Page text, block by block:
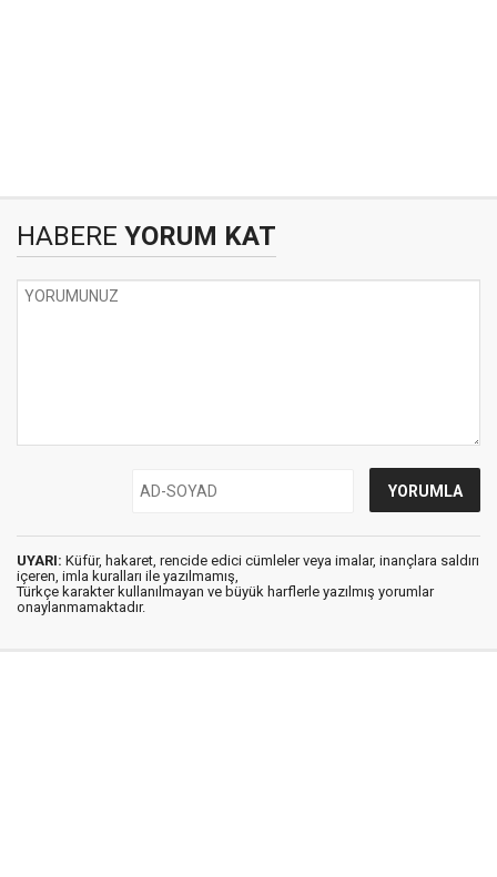
HABERE YORUM KAT
UYARI: Küfür, hakaret, rencide edici cümleler veya imalar, inançlara saldırı
içeren, imla kuralları ile yazılmamış,
Türkçe karakter kullanılmayan ve büyük harflerle yazılmış yorumlar
onaylanmamaktadır.